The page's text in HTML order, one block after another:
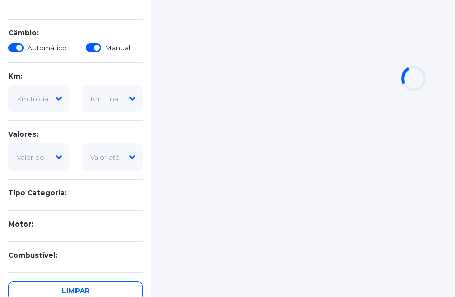
Câmbio:
Automático
Manual
Km:
Valores:
Tipo Categoria:
Motor:
Combustível:
Portas:
LIMPAR